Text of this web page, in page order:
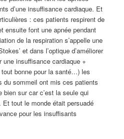
d’une insuffisance cardiaque. Et
: ces patients respirent de
ensuite font une apnée pendant
de la respiration s’appelle une
et dans l’optique d’améliorer
insuffisance cardiaque +
bonne pour la santé…) les
du sommeil ont mis ces patients
sur car c’est la seule qui
tout le monde était persuadé
pour les insuffisants